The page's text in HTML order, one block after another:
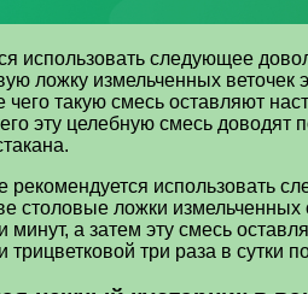
использовать следующее
ложку измельченных
такую смесь оставляют
эту целебную смесь
рекомендуется использовать
столовые ложки
минут, а затем эту смесь
три раза в сутки